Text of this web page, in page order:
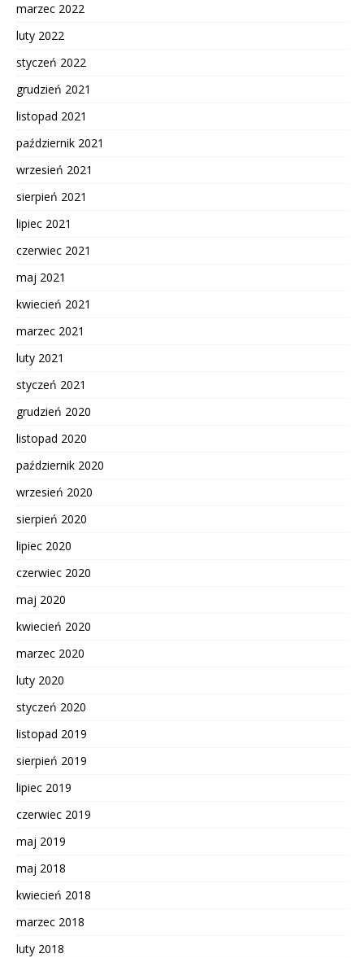
marzec 2022
luty 2022
styczeń 2022
grudzień 2021
listopad 2021
październik 2021
wrzesień 2021
sierpień 2021
lipiec 2021
czerwiec 2021
maj 2021
kwiecień 2021
marzec 2021
luty 2021
styczeń 2021
grudzień 2020
listopad 2020
październik 2020
wrzesień 2020
sierpień 2020
lipiec 2020
czerwiec 2020
maj 2020
kwiecień 2020
marzec 2020
luty 2020
styczeń 2020
listopad 2019
sierpień 2019
lipiec 2019
czerwiec 2019
maj 2019
maj 2018
kwiecień 2018
marzec 2018
luty 2018